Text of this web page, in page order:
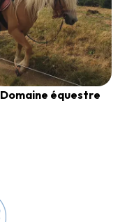
Domaine équestre